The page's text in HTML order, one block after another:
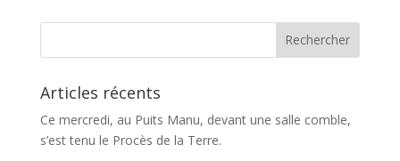
Articles récents
Ce mercredi, au Puits Manu, devant une salle comble,
s’est tenu le Procès de la Terre.